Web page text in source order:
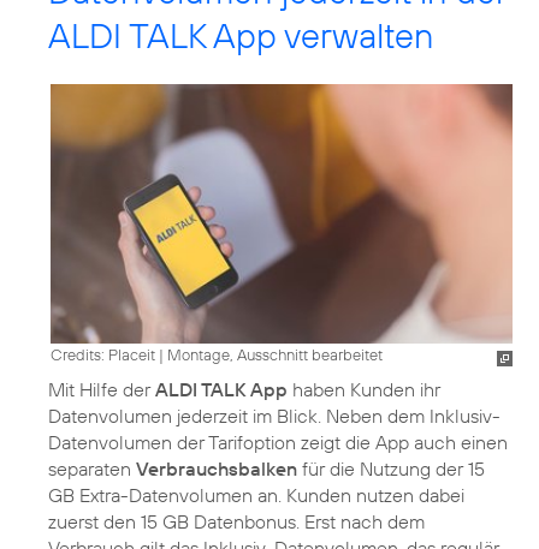
ALDI TALK App verwalten
Credits: Placeit | Montage, Ausschnitt bearbeitet
Mit Hilfe derALDI TALK App haben Kunden ihr
Datenvolumen jederzeit im Blick. Neben dem Inklusiv-
Datenvolumen der Tarifoption zeigt die App auch einen
separaten Verbrauchsbalken für die Nutzung der 15
GB Extra-Datenvolumen an. Kunden nutzen dabei
zuerst den 15 GB Datenbonus. Erst nach dem